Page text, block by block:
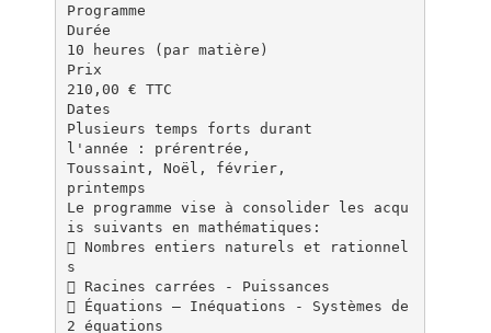
Programme
Durée
10 heures (par matière)
Prix
210,00 € TTC
Dates
Plusieurs temps forts durant
l'année : prérentrée,
Toussaint, Noël, février,
printemps
Le programme vise à consolider les acqu
is suivants en mathématiques:
 Nombres entiers naturels et rationnel
s
 Racines carrées - Puissances
 Équations – Inéquations - Systèmes de
2 équations